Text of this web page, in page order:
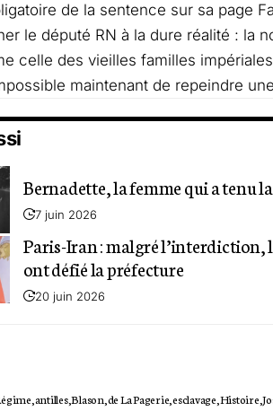
de la sentence sur sa page
le député RN à la dure réalité : la
celle des vieilles familles
maintenant de repeindre
Bernadette, la femme qui a tenu
7 juin 2026
Paris-Iran : malgré l’interdiction,
ont défié la préfecture
20 juin 2026
antilles Blason de La Pagerie esclavage Histoire